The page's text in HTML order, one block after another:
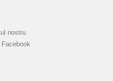
nostru
Facebook